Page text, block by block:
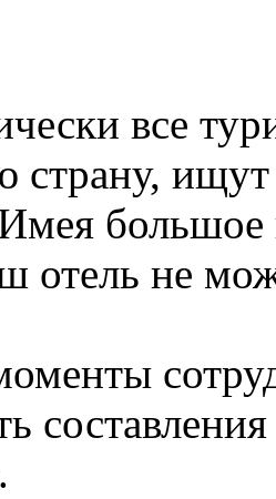
все
страну,
отель не